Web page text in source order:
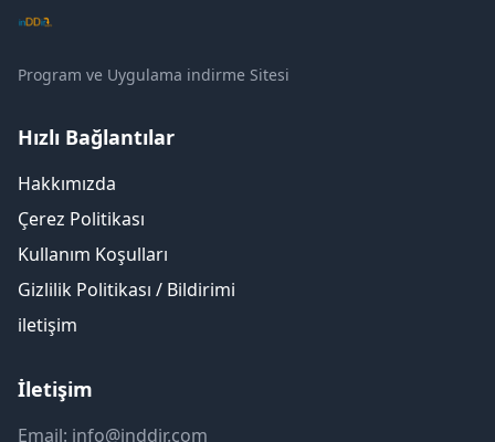
Program ve Uygulama indirme Sitesi
Hızlı Bağlantılar
Hakkımızda
Çerez Politikası
Kullanım Koşulları
Gizlilik Politikası / Bildirimi
iletişim
İletişim
Email: info@inddir.com